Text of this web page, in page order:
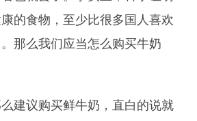
的食物，至少比很多国人喜欢
那么我们应当怎么购买牛奶
建议购买鲜牛奶，直白的说就